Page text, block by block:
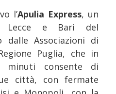
l’Apulia Express, un
Lecce e Bari del
dalle Associazioni di
Puglia, che in
minuti consente di
città, con fermate